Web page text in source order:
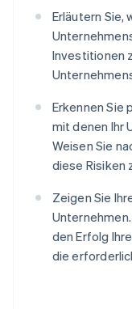
Erläutern Sie,
Investitionen
Erkennen Sie
mit denen Ihr
Weisen Sie
diese Risiken
Zeigen Sie
den Erfolg
die